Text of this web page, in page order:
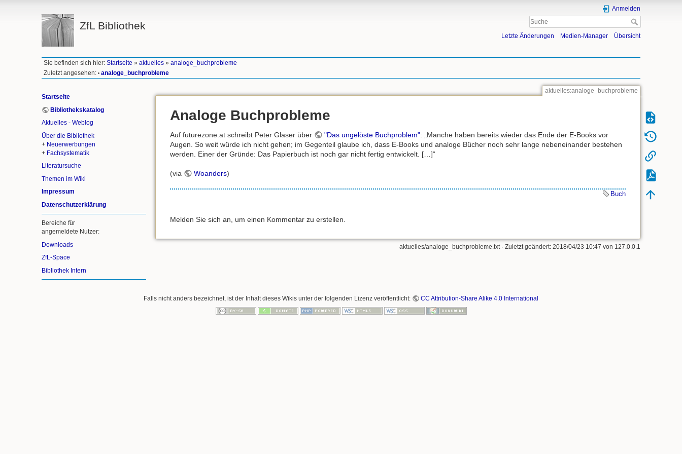
ZfL Bibliothek
Anmelden
Letzte Änderungen Medien-Manager Übersicht
Sie befinden sich hier:Startseite »aktuelles »analoge_buchprobleme
Zuletzt angesehen: • analoge_buchprobleme
Startseite
Bibliothekskatalog
Aktuelles - Weblog
Über die Bibliothek
+ Neuerwerbungen
+ Fachsystematik
Literatursuche
Themen im Wiki
Impressum
Datenschutzerklärung
Bereiche für
angemeldete Nutzer:
Downloads
ZfL-Space
Bibliothek Intern
aktuelles:analoge_buchprobleme
Analoge Buchprobleme
Auf futurezone.at schreibt Peter Glaser über "Das ungelöste Buchproblem": „Manche haben bereits wieder das Ende der E-Books vor
Augen. So weit würde ich nicht gehen; im Gegenteil glaube ich, dass E-Books und analoge Bücher noch sehr lange nebeneinander bestehen
werden. Einer der Gründe: Das Papierbuch ist noch gar nicht fertig entwickelt. […]“
(via Woanders)
Buch
Melden Sie sich an, um einen Kommentar zu erstellen.
aktuelles/analoge_buchprobleme.txt· Zuletzt geändert: 2018/04/23 10:47 von 127.0.0.1
Falls nicht anders bezeichnet, ist der Inhalt dieses Wikis unter der folgenden Lizenz veröffentlicht: CC Attribution-Share Alike 4.0 International